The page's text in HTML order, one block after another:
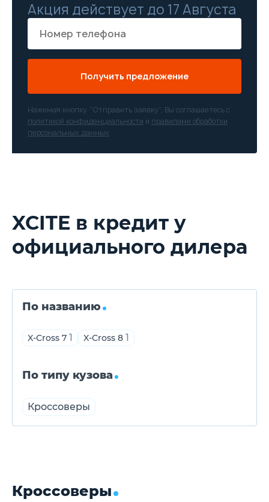
Акция действует до 17 Августа
Получить предложение
Нажимая кнопку “Отправить заявку”, Вы соглашаетесь с
политикой конфиденциальности и правилами обработки
персональных данных
XCITE в кредит у
официального дилера
По названию
X-Cross 7 1 X-Cross 8 1
По типу кузова
Кроссоверы
Кроссоверы